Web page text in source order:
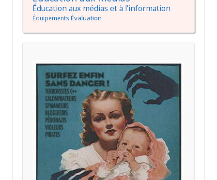
Éducation aux médias et à l'information
Équipements Évaluation